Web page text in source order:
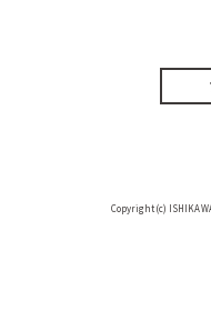
Copyright(c) ISHIKAWA